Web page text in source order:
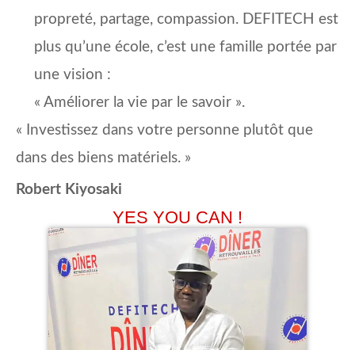
propreté, partage, compassion. DEFITECH est
plus qu’une école, c’est une famille portée par
une vision :
« Améliorer la vie par le savoir ».
« Investissez dans votre personne plutôt que
dans des biens matériels. »
Robert Kiyosaki
YES YOU CAN !